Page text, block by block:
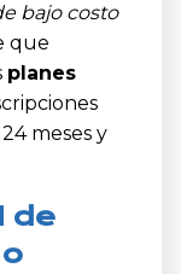
bajo costo
que
planes
meses y
de